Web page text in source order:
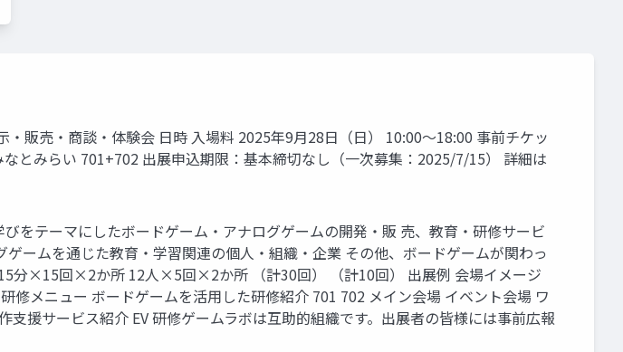
販売‧商談‧体験会 ⽇時 ⼊場料 2025年9⽉28⽇（⽇） 10:00〜18:00 事前チケッ
とみらい 701+702 出展申込期限：基本締切なし（⼀次募集：2025/7/15） 詳細は
をテーマにしたボードゲーム‧アナログゲームの開発‧販 売、教育‧研修サービ
ゲームを通じた教育‧学習関連の個⼈‧組織‧企業 その他、ボードゲームが関わっ
分×15回×2か所 12⼈×5回×2か所 （計30回） （計10回） 出展例 会場イメージ
メニュー ボードゲームを活⽤した研修紹介 701 702 メイン会場 イベント会場 ワ
援サービス紹介 EV 研修ゲームラボは互助的組織です。出展者の皆様には事前広報